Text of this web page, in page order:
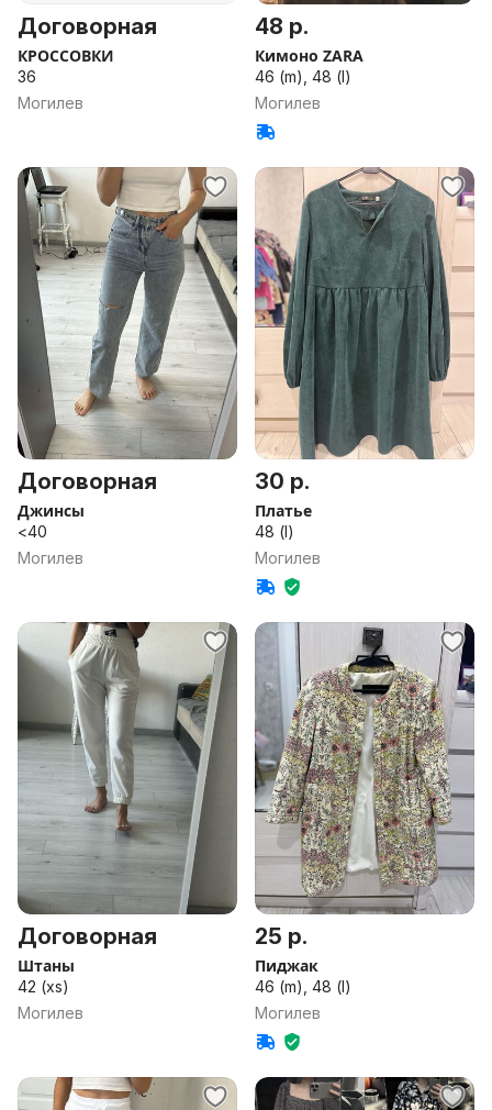
Договорная
КРОССОВКИ
36
Могилев
48 р.
Кимоно ZARA
46 (m), 48 (l)
Могилев
Договорная
Джинсы
<40
Могилев
30 р.
Платье
48 (l)
Могилев
Договорная
Штаны
42 (xs)
Могилев
25 р.
Пиджак
46 (m), 48 (l)
Могилев